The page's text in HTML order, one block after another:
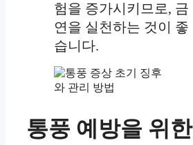
험을 증가시키므로, 금
연을 실천하는 것이 좋
습니다.
통풍 예방을 위한